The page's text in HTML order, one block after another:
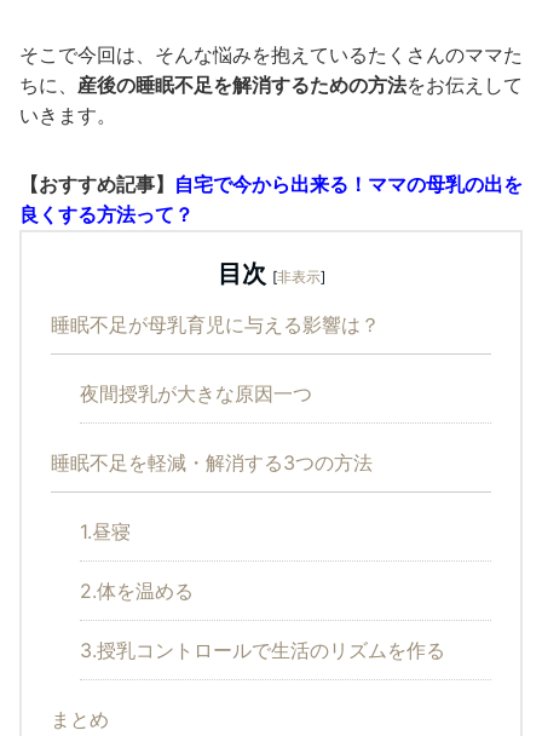
そこで今回は、そんな悩みを抱えているたくさんのママた
ちに、 産後の睡眠不足を解消するための方法をお伝えして
いきます。
【おすすめ記事】 自宅で今から出来る！ママの母乳の出を
良くする方法って？
目次 [非表示]
睡眠不足が母乳育児に与える影響は？
夜間授乳が大きな原因一つ
睡眠不足を軽減・解消する3つの方法
1.昼寝
2.体を温める
3.授乳コントロールで生活のリズムを作る
まとめ